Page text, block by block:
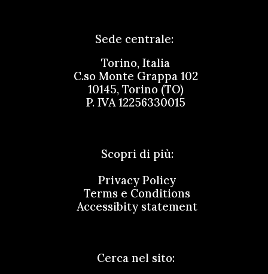
Sede centrale:
Torino, Italia
C.soMonte Grappa 102
10145, Torino (TO)
P. IVA12256330015
Scopri di più:
Privacy Policy
Terms e Conditions
Accessibity statement
Cerca nel sito: